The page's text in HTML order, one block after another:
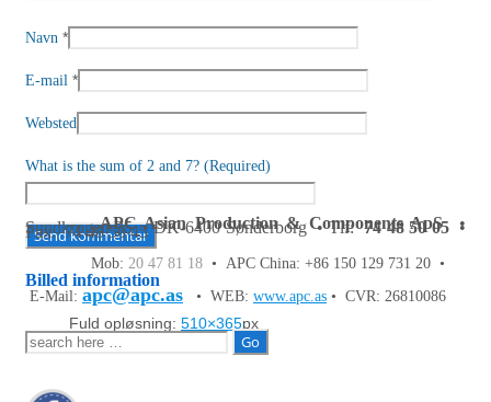
Navn *
E-mail *
Websted
What is the sum of 2 and 7? (Required)
Billed information
Fuld opløsning: 510×365px
APC Asian Production & Components ApS•
Sundkrogen 35 • DK-6400 Sønderborg • Tlf:74 48 50 05•
Fax: 74 48 50 45
Mob: 20 47 81 18 • APC China: +86 150 129 731 20 •
E-Mail: apc@apc.as • WEB: www.apc.as • CVR: 26810086
Søg